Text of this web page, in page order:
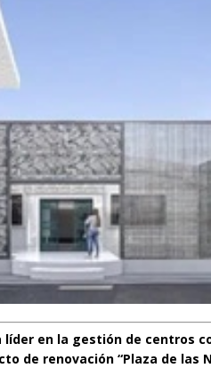
líder en la gestión de centros
de renovación “Plaza de las